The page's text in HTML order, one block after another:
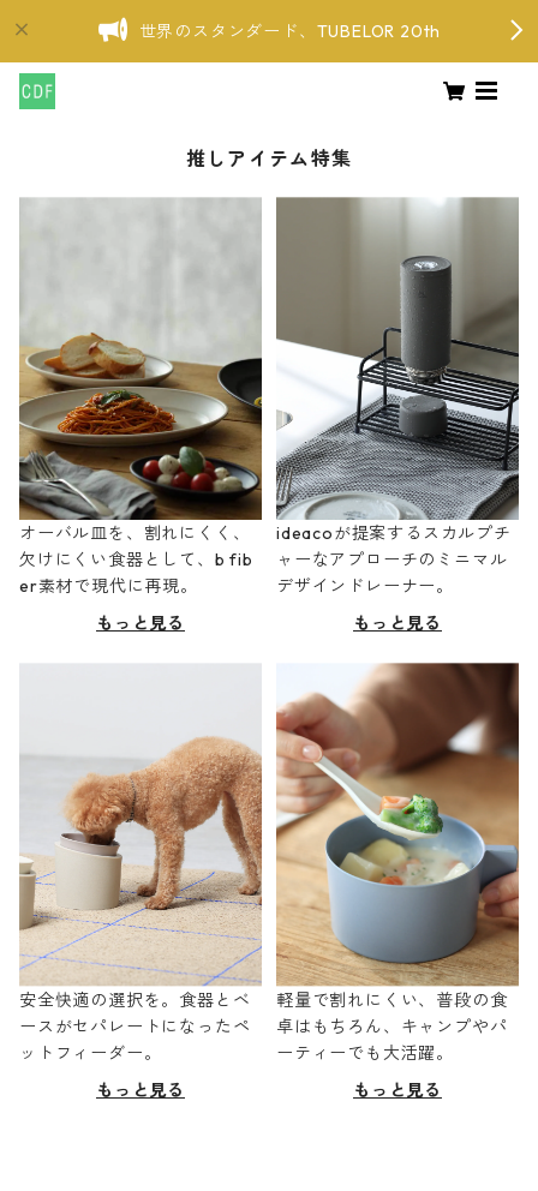
世界のスタンダード、TUBELOR 20th
推しアイテム特集
オーバル皿を、割れにくく、
欠けにくい食器として、b fib
er素材で現代に再現。
もっと見る
ideacoが提案するスカルプチ
ャーなアプローチのミニマル
デザインドレーナー。
もっと見る
安全快適の選択を。食器とベ
ースがセパレートになったペ
ットフィーダー。
もっと見る
軽量で割れにくい、普段の食
卓はもちろん、キャンプやパ
ーティーでも大活躍。
もっと見る